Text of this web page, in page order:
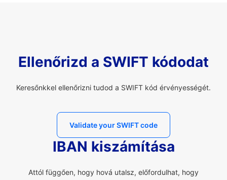
Ellenőrizd a SWIFT kódodat
Keresőnkkel ellenőrizni tudod a SWIFT kód érvényességét.
Validate your SWIFT code
IBAN kiszámítása
Attól függően, hogy hová utalsz, előfordulhat, hogy